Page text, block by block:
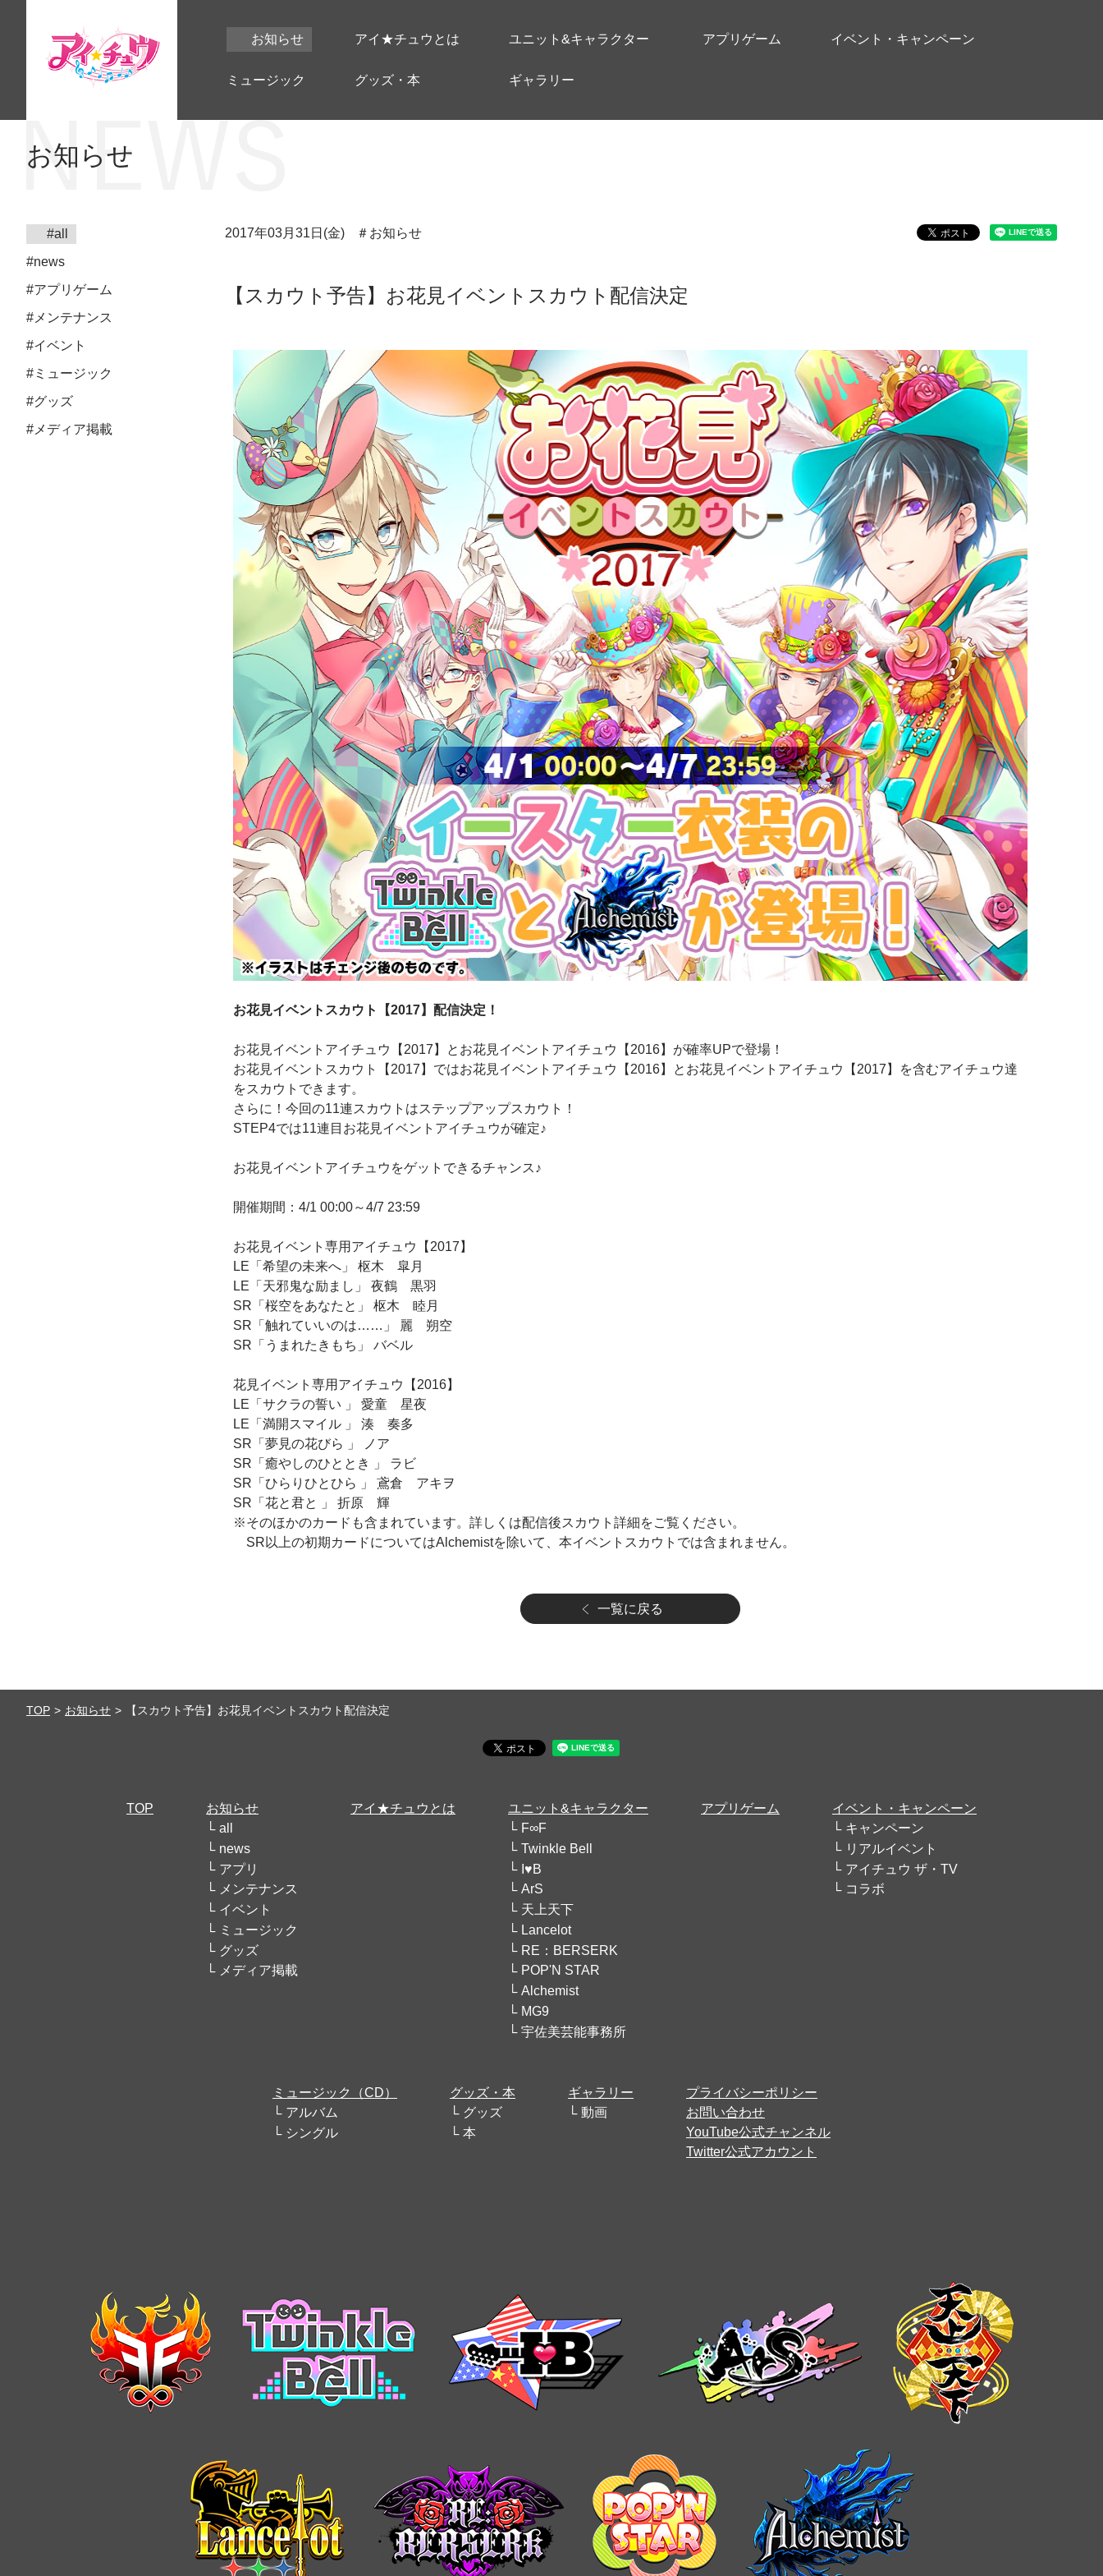
お知らせ アイ★チュウとは ユニット&キャラクター アプリゲーム イベント・キャンペーン
ミュージック グッズ・本 ギャラリー
お知らせ
#all
#news
#アプリゲーム
#メンテナンス
#イベント
#ミュージック
#グッズ
#メディア掲載
2017年03月31日(金) ＃お知らせ
【スカウト予告】お花見イベントスカウト配信決定
お花見イベントスカウト【2017】配信決定！
お花見イベントアイチュウ【2017】とお花見イベントアイチュウ【2016】が確率UPで登場！
お花見イベントスカウト【2017】ではお花見イベントアイチュウ【2016】とお花見イベントアイチュウ【2017】を含むアイチュウ達
をスカウトできます。
さらに！今回の11連スカウトはステップアップスカウト！
STEP4では11連目お花見イベントアイチュウが確定♪
お花見イベントアイチュウをゲットできるチャンス♪
開催期間：4/1 00:00～4/7 23:59
お花見イベント専用アイチュウ【2017】
LE「希望の未来へ」 枢木 皐月
LE「天邪鬼な励まし」 夜鶴 黒羽
SR「桜空をあなたと」 枢木 睦月
SR「触れていいのは……」 麗 朔空
SR「うまれたきもち」 バベル
花見イベント専用アイチュウ【2016】
LE「サクラの誓い 」 愛童 星夜
LE「満開スマイル 」 湊 奏多
SR「夢見の花びら 」 ノア
SR「癒やしのひととき 」 ラビ
SR「ひらりひとひら 」 鳶倉 アキヲ
SR「花と君と 」 折原 輝
※そのほかのカードも含まれています。詳しくは配信後スカウト詳細をご覧ください。
SR以上の初期カードについてはAlchemistを除いて、本イベントスカウトでは含まれません。
一覧に戻る
TOP お知らせ 【スカウト予告】お花見イベントスカウト配信決定
TOP
お知らせ
all
news
アプリ
メンテナンス
イベント
ミュージック
グッズ
メディア掲載
アイ★チュウとは
ユニット&キャラクター
F∞F
Twinkle Bell
I♥B
ArS
天上天下
Lancelot
RE：BERSERK
POP'N STAR
Alchemist
MG9
宇佐美芸能事務所
アプリゲーム
イベント・キャンペーン
キャンペーン
リアルイベント
アイチュウ ザ・TV
コラボ
ミュージック（CD）
アルバム
シングル
グッズ・本
グッズ
本
ギャラリー
動画
プライバシーポリシー
お問い合わせ
YouTube公式チャンネル
Twitter公式アカウント